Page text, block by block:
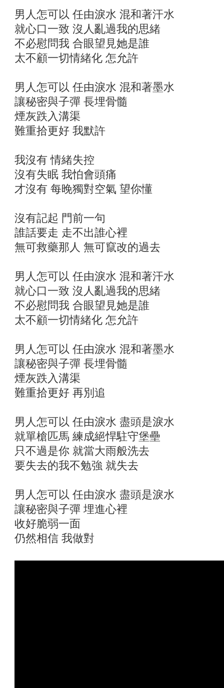
男人怎可以 任由淚水 混和著汗水
就心口一致 沒人亂過我的思緒
不必慰問我 合眼望見她是誰
太不顧一切情緒化 怎允許
男人怎可以 任由淚水 混和著墨水
讓秘密與子彈 長埋骨髓
煙灰跌入溝渠
難重拾更好 我默許
我沒有 情緒失控
沒有失眠 我怕會頭痛
才沒有 每晚獨對空氣 望你懂
沒有記起 門前一句
誰話要走 走不出誰心裡
無可救藥那人 無可竄改的過去
男人怎可以 任由淚水 混和著汗水
就心口一致 沒人亂過我的思緒
不必慰問我 合眼望見她是誰
太不顧一切情緒化 怎允許
男人怎可以 任由淚水 混和著墨水
讓秘密與子彈 長埋骨髓
煙灰跌入溝渠
難重拾更好 再別追
男人怎可以 任由淚水 盡頭是淚水
就單槍匹馬 練成絕悍駐守堡壘
只不過是你 就當大雨般洗去
要失去的我不勉強 就失去
男人怎可以 任由淚水 盡頭是淚水
讓秘密與子彈 埋進心裡
收好脆弱一面
仍然相信 我做對